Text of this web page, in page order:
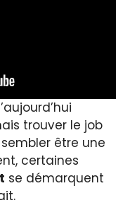
trouver le job
être une
certaines
se démarquent